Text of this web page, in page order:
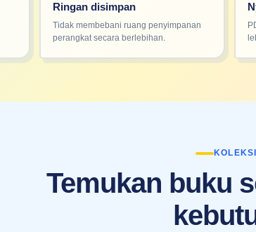
Ringan disimpan
Tidak membebani ruang penyimpanan
perangkat secara berlebihan.
Temukan buku